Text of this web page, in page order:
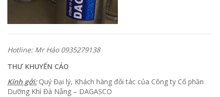
Hotline: Mr Hảo 0935279138
THƯ KHUYẾN CÁO
Kính gởi:Quý Đại lý, Khách hàng đối tác của Công ty Cổ phần
Dưỡng Khí Đà Nẵng – DAGASCO